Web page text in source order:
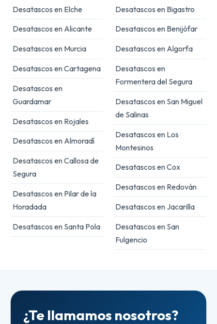
Desatascos en Elche
Desatascos en Alicante
Desatascos en Murcia
Desatascos en Cartagena
Desatascos en
Guardamar
Desatascos en Rojales
Desatascos en Almoradí
Desatascos en Callosa de
Segura
Desatascos en Pilar de la
Horadada
Desatascos en Santa Pola
Desatascos en Bigastro
Desatascos en Benijófar
Desatascos en Algorfa
Desatascos en
Formentera del Segura
Desatascos en San Miguel
de Salinas
Desatascos en Los
Montesinos
Desatascos en Cox
Desatascos en Redován
Desatascos en Jacarilla
Desatascos en San
Fulgencio
¿Te llamamos nosotros?